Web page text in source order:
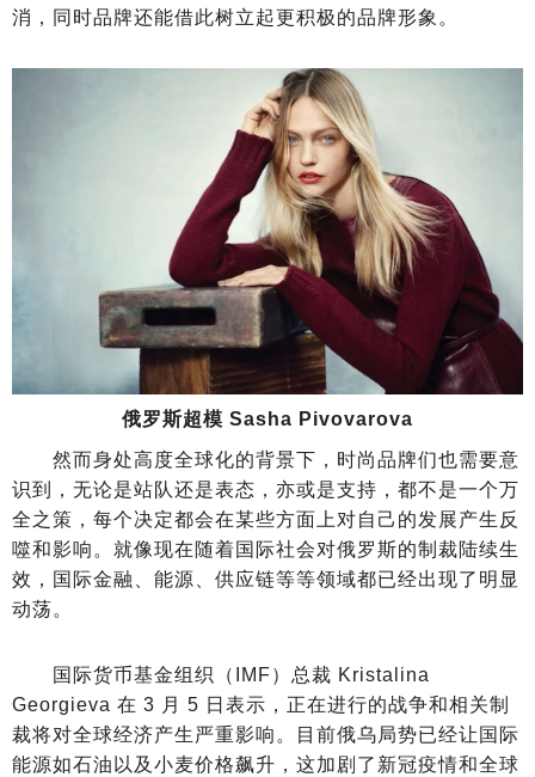
消，同时品牌还能借此树立起更积极的品牌形象。
俄罗斯超模 Sasha Pivovarova
然而身处高度全球化的背景下，时尚品牌们也需要意
识到，无论是站队还是表态，亦或是支持，都不是一个万
全之策，每个决定都会在某些方面上对自己的发展产生反
噬和影响。就像现在随着国际社会对俄罗斯的制裁陆续生
效，国际金融、能源、供应链等等领域都已经出现了明显
动荡。
国际货币基金组织（IMF）总裁 Kristalina
Georgieva 在 3 月 5 日表示，正在进行的战争和相关制
裁将对全球经济产生严重影响。目前俄乌局势已经让国际
能源如石油以及小麦价格飙升，这加剧了新冠疫情和全球